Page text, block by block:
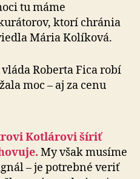
tu máme
ktorí chránia
Mária Kolíková.
Roberta Fica robí
moc – aj za cenu
Kotlárovi šíriť
My však musíme
– je potrebné veriť